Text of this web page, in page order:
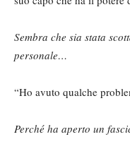
Sembra che sia stata
personale…
“Ho avuto qualche
Perché ha aperto un